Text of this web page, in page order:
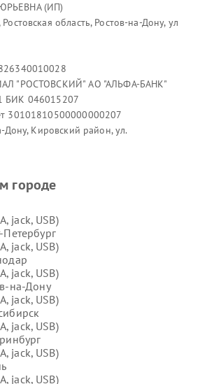
(ИП)
область, Ростов-на-Дону, ул
"РОСТОВСКИЙ" АО "АЛЬФА-БАНК"
БИК 046015207
30101810500000000207
Дону, Кировский район, ул.
городе
jack, USB)
Петербург
jack, USB)
jack, USB)
на-Дону
jack, USB)
jack, USB)
jack, USB)
jack, USB)